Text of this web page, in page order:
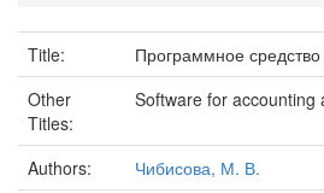
Title:
Программное
Other
Titles:
Software for accounting
Authors:
Чибисова, М. В.